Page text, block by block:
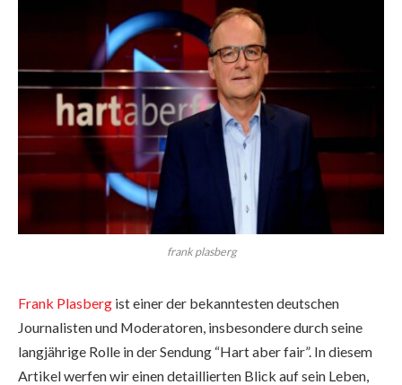
frank plasberg
Frank Plasberg ist einer der bekanntesten deutschen
Journalisten und Moderatoren, insbesondere durch seine
langjährige Rolle in der Sendung “Hart aber fair”. In diesem
Artikel werfen wir einen detaillierten Blick auf sein Leben,